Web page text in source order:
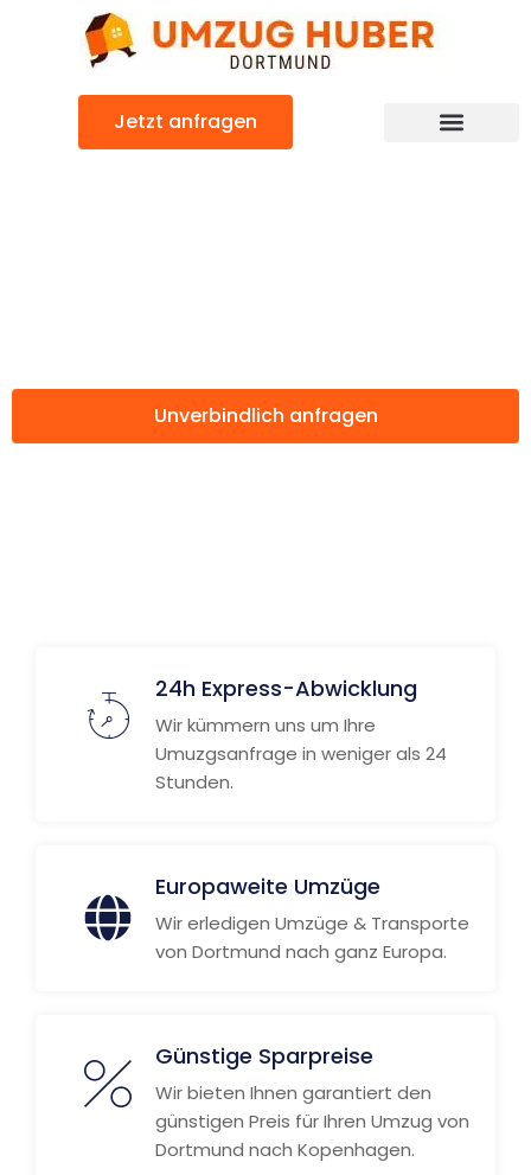
Jetzt anfragen
Unverbindlich anfragen
24h Express-Abwicklung
Wir kümmern uns um Ihre
Umuzgsanfrage in weniger als 24
Stunden.
Europaweite Umzüge
Wir erledigen Umzüge & Transporte
von Dortmund nach ganz Europa.
Günstige Sparpreise
Wir bieten Ihnen garantiert den
günstigen Preis für Ihren Umzug von
Dortmund nach Kopenhagen.